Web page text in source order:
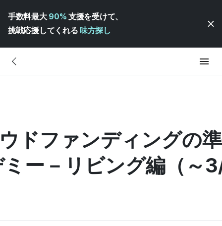
手数料最大 90% 支援を受けて、
挑戦応援してくれる 味方探し
ドファンディングの
ー－リビング編（～